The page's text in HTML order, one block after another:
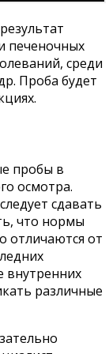
печеночных
среди
Проба будет
пробы в
осмотра.
сдавать
что нормы
отличаются от
внутренних
различные